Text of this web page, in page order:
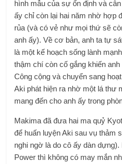
hình mẫu của sự ổn định và
ấy chỉ còn lại hai năm nhờ hợp
rủa (và có vẻ như mọi thứ sẽ
anh ấy). Về cơ bản, anh ta tự
là một kế hoạch sống lành
thậm chí còn cố gắng khiến
Công cộng và chuyển sang
Aki phát hiện ra nhờ một lá thư
mang đến cho anh ấy trong
Makima đã đưa hai ma quỷ
để huấn luyện Aki sau vụ thảm
nghi ngờ là do cô ấy dàn
Power thì không có may mắn